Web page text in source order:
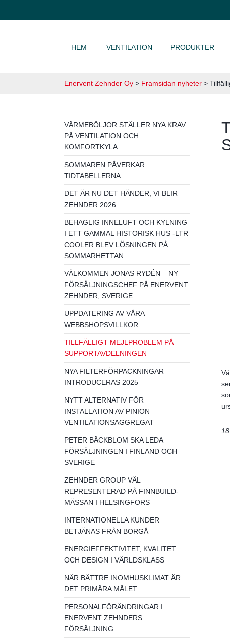
HEM VENTILATION PRODUKTER
Enervent Zehnder Oy > Framsidan nyheter >
VÄRMEBÖLJOR STÄLLER NYA KRAV
PÅ VENTILATION OCH
KOMFORTKYLA
SOMMAREN PÅVERKAR
TIDTABELLERNA
DET ÄR NU DET HÄNDER, VI BLIR
ZEHNDER 2026
BEHAGLIG INNELUFT OCH KYLNING
I ETT GAMMAL HISTORISK HUS -LTR
COOLER BLEV LÖSNINGEN PÅ
SOMMARHETTAN
VÄLKOMMEN JONAS RYDÉN – NY
FÖRSÄLJNINGSCHEF PÅ ENERVENT
ZEHNDER, SVERIGE
UPPDATERING AV VÅRA
WEBBSHOPSVILLKOR
TILLFÄLLIGT MEJLPROBLEM PÅ
SUPPORTAVDELNINGEN
NYA FILTERFÖRPACKNINGAR
INTRODUCERAS 2025
NYTT ALTERNATIV FÖR
INSTALLATION AV PINION
VENTILATIONSAGGREGAT
PETER BÄCKBLOM SKA LEDA
FÖRSÄLJNINGEN I FINLAND OCH
SVERIGE
ZEHNDER GROUP VÄL
REPRESENTERAD PÅ FINNBUILD-
MÄSSAN I HELSINGFORS
INTERNATIONELLA KUNDER
BETJÄNAS FRÅN BORGÅ
ENERGIEFFEKTIVITET, KVALITET
OCH DESIGN I VÄRLDSKLASS
NÄR BÄTTRE INOMHUSKLIMAT ÄR
DET PRIMÄRA MÅLET
PERSONALFÖRÄNDRINGAR I
ENERVENT ZEHNDERS
FÖRSÄLJNING